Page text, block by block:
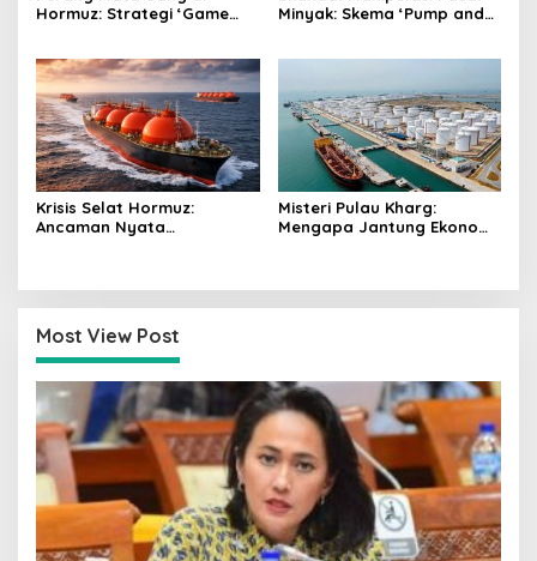
Hormuz: Strategi ‘Game
Minyak: Skema ‘Pump and
Krisis Selat Hormuz:
Ancaman Nyata
Misteri Pulau Kharg:
Mengapa Jantung Ekonomi
Most View Post